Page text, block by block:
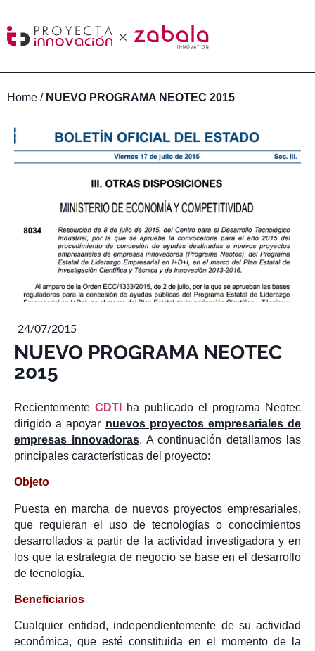
Home / NUEVO PROGRAMA NEOTEC 2015
24/07/2015
NUEVO PROGRAMA NEOTEC
2015
Recientemente CDTI
ha publicado el programa Neotec
dirigido a apoyar nuevos proyectos empresariales de
empresas innovadoras. A continuación detallamos las
principales características del proyecto:
Objeto
Puesta en marcha de nuevos proyectos empresariales,
que requieran el uso de tecnologías o conocimientos
desarrollados a partir de la actividad investigadora y en
los que la estrategia de negocio se base en el desarrollo
de tecnología.
Beneficiarios
Cualquier entidad, independientemente de su actividad
económica, que esté constituida en el momento de la